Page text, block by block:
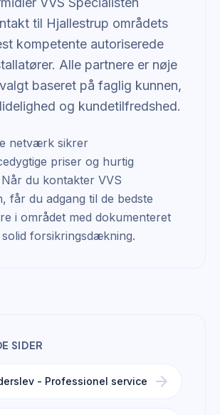
til Hjallestrup områdets
kompetente autoriserede
Alle partnere er nøje
baseret på faglig kunnen,
og kundetilfredshed.
netværk sikrer
priser og hurtig
du kontakter VVS
får du adgang til de bedste
i området med dokumenteret
forsikringsdækning.
SIDER
- Professionel service arrow_forward